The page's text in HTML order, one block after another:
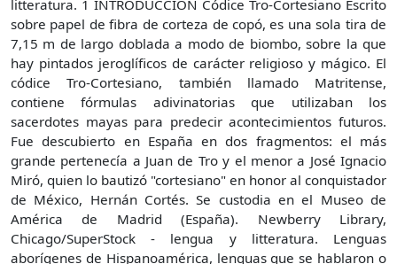
litteratura. 1 INTRODUCCIÓN Códice Tro-Cortesiano Escrito
sobre papel de fibra de corteza de copó, es una sola tira de
7,15 m de largo doblada a modo de biombo, sobre la que
hay pintados jeroglíficos de carácter religioso y mágico. El
códice Tro-Cortesiano, también llamado Matritense,
contiene fórmulas adivinatorias que utilizaban los
sacerdotes mayas para predecir acontecimientos futuros.
Fue descubierto en España en dos fragmentos: el más
grande pertenecía a Juan de Tro y el menor a José Ignacio
Miró, quien lo bautizó "cortesiano" en honor al conquistador
de México, Hernán Cortés. Se custodia en el Museo de
América de Madrid (España). Newberry Library,
Chicago/SuperStock - lengua y litteratura. Lenguas
aborígenes de Hispanoamérica, lenguas que se hablaron o